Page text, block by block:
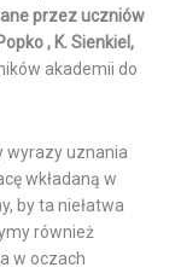
przez uczniów
, K. Sienkiel,
akademii do
wyrazy uznania
wkładaną w
by ta niełatwa
również
w oczach